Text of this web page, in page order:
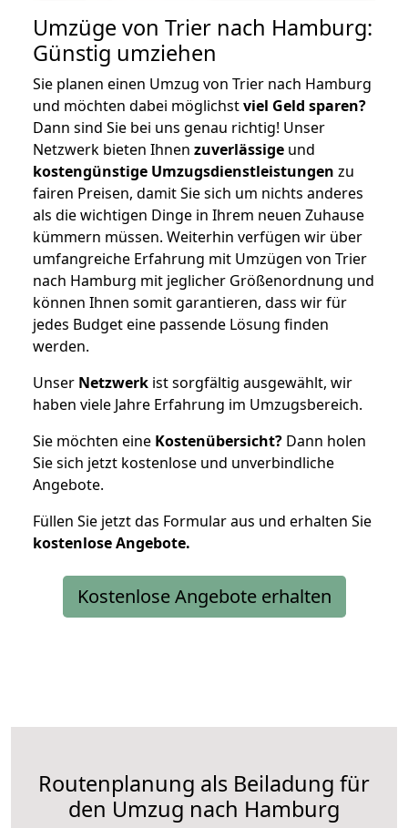
Umzüge von Trier nach Hamburg:
Günstig umziehen
Sie planen einen Umzug von Trier nach Hamburg
und möchten dabei möglichstviel Geld sparen?
Dann sind Sie bei uns genau richtig! Unser
Netzwerk bieten Ihnen zuverlässige und
kostengünstige Umzugsdienstleistungen zu
fairen Preisen, damit Sie sich um nichts anderes
als die wichtigen Dinge in Ihrem neuen Zuhause
kümmern müssen. Weiterhin verfügen wir über
umfangreiche Erfahrung mit Umzügen von Trier
nach Hamburg mit jeglicher Größenordnung und
können Ihnen somit garantieren, dass wir für
jedes Budget eine passende Lösung finden
werden.
Unser Netzwerk ist sorgfältig ausgewählt, wir
haben viele Jahre Erfahrung im Umzugsbereich.
Sie möchten eine Kostenübersicht? Dann holen
Sie sich jetzt kostenlose und unverbindliche
Angebote.
Füllen Sie jetzt das Formular aus und erhalten Sie
kostenloseAngebote.
Kostenlose Angebote erhalten
Routenplanung als Beiladung für
den Umzug nach Hamburg